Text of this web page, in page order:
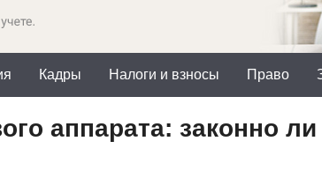
Кадры Налоги и взносы Право
аппарата: законно ли